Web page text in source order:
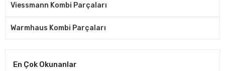
Viessmann Kombi Parçaları
Warmhaus Kombi Parçaları
En Çok Okunanlar